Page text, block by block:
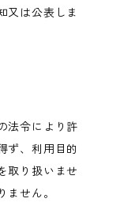
又は公表しま
法令により許
ず、利用目的
取り扱いませ
せん。